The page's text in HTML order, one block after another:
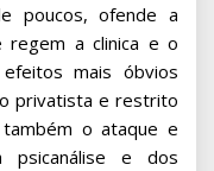
poucos, ofende a
a clinica e o
efeitos mais óbvios
privatista e restrito
o ataque e
psicanálise e dos